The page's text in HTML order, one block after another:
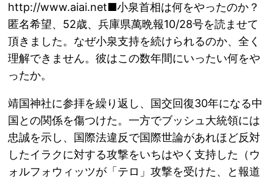
http://www.aiai.net■小泉首相は何をやったのか？
匿名希望、52歳、兵庫県萬晩報10/28号を読ませて
頂きました。なぜ小泉支持を続けられるのか、全く
理解できません。彼はこの数年間にいったい何をや
ったか。
靖国神社に参拝を繰り返し、国交回復30年になる中
国との関係を傷つけた。一方でブッシュ大統領には
忠誠を示し、国際法違反で国際世論があれほど反対
したイラクに対する攻撃をいちはやく支持した（ウ
ォルフォウィッツが「テロ」攻撃を受けた、と報道